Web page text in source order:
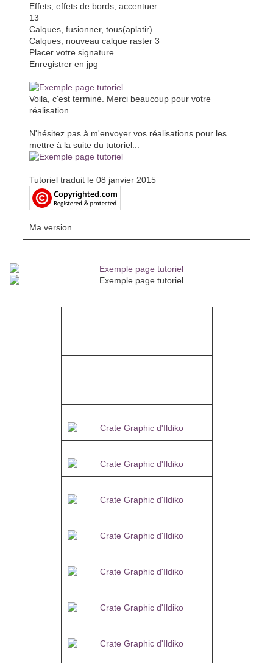
Effets, effets de bords, accentuer
13
Calques, fusionner, tous(aplatir)
Calques, nouveau calque raster 3
Placer votre signature
Enregistrer en jpg
Voila, c'est terminé. Merci beaucoup pour votre
réalisation.
N'hésitez pas à m'envoyer vos réalisations pour les
mettre à la suite du tutoriel...
Tutoriel traduit le 08 janvier 2015
Ma version